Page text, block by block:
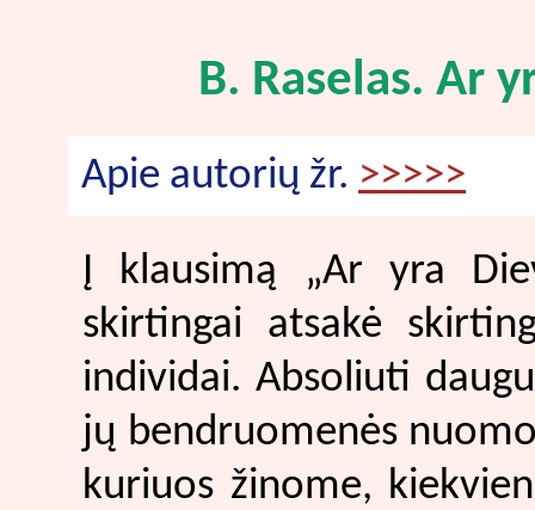
B. Raselas. Ar
Apie autorių žr. >>>>>
Į klausimą „Ar yra
skirtingai atsakė
individai. Absoliuti
jų bendruomenės
kuriuos žinome,